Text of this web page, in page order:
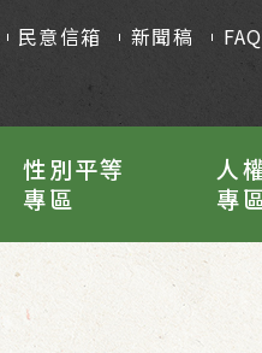
民意信箱 新聞稿 FAQ
性別平等
專區
人
專